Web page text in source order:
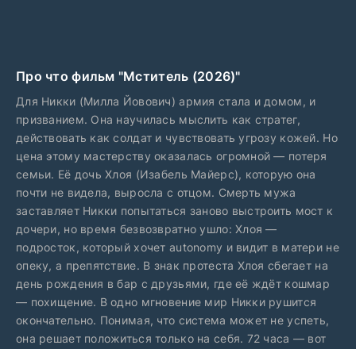
Про что фильм "Мститель (2026)"
Для Никки (Милла Йовович) армия стала и домом, и
призванием. Она научилась мыслить как стратег,
действовать как солдат и чувствовать угрозу кожей. Но
цена этому мастерству оказалась огромной — потеря
семьи. Её дочь Хлоя (Изабель Майерс), которую она
почти не видела, выросла с отцом. Смерть мужа
заставляет Никки попытаться заново выстроить мост к
дочери, но время безвозвратно ушло: Хлоя —
подросток, который хочет autonomy и видит в матери не
опеку, а препятствие. В знак протеста Хлоя сбегает на
день рождения в бар с друзьями, где её ждёт кошмар
— похищение. В одно мгновение мир Никки рушится
окончательно. Понимая, что система может не успеть,
она решает положиться только на себя. 72 часа — вот